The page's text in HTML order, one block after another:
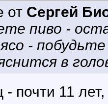
от Сергей
пиво -
-
в
- почти 11